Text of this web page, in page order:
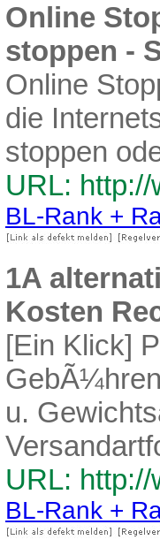
Online
stoppen -
Online
die
stoppen
URL:
BL-Rank +
1A
Kosten
[Ein Klick]
u.
URL:
BL-Rank +